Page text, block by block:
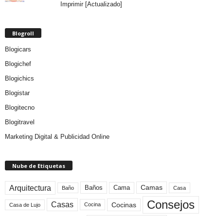
Imprimir [Actualizado]
Blogroll
Blogicars
Blogichef
Blogichics
Blogistar
Blogitecno
Blogitravel
Marketing Digital & Publicidad Online
Nube de Etiquetas
Arquitectura Baño Baños Cama Camas Casa
Casa de Lujo Casas Cocina Cocinas Consejos